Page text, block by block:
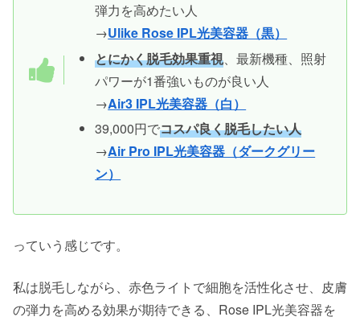
弾力を高めたい人
→Ulike Rose IPL光美容器（黒）
とにかく脱毛効果重視 、最新機種、照射
パワーが1番強いものが良い人
→Air3 IPL光美容器（白）
39,000円でコスパ良く脱毛したい人
→Air Pro IPL光美容器（ダークグリー
ン）
っていう感じです。
私は脱毛しながら、赤色ライトで細胞を活性化させ、皮膚
の弾力を高める効果が期待できる、Rose IPL光美容器を